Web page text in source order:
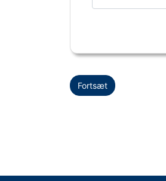
Fortsæt